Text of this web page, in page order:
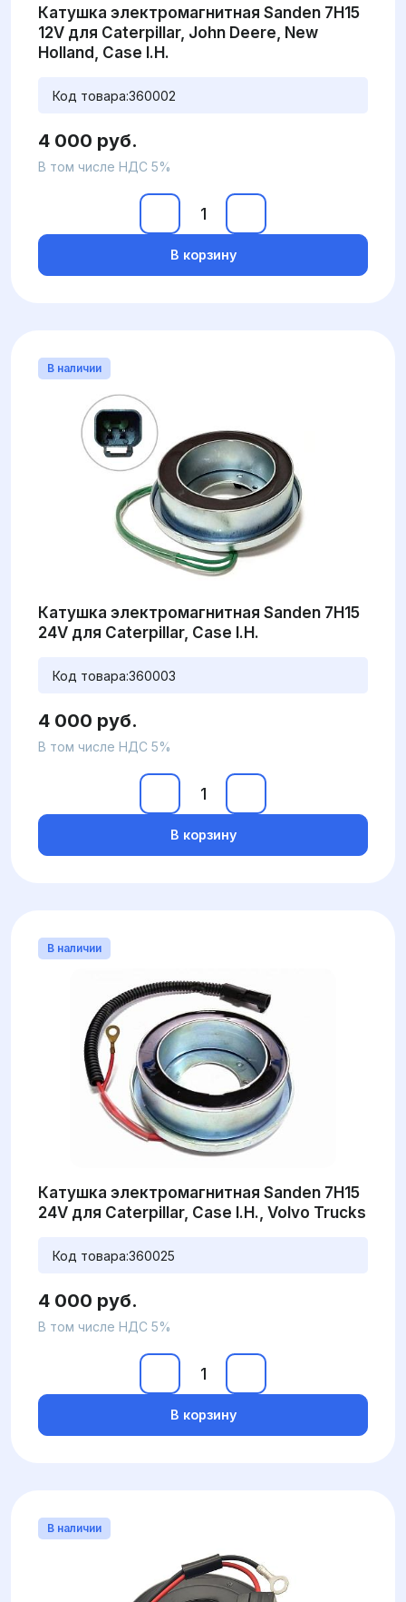
Катушка электромагнитная Sanden 7H15
12V для Caterpillar, John Deere, New
Holland, Case I.H.
Код товара:360002
4 000 руб.
В том числе НДС 5%
В корзину
В наличии
Катушка электромагнитная Sanden 7H15
24V для Caterpillar, Case I.H.
Код товара:360003
4 000 руб.
В том числе НДС 5%
В корзину
В наличии
Катушка электромагнитная Sanden 7H15
24V для Caterpillar, Case I.H., Volvo Trucks
Код товара:360025
4 000 руб.
В том числе НДС 5%
В корзину
В наличии